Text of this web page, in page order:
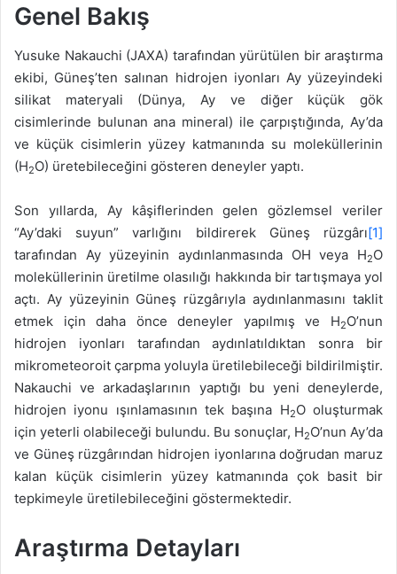
Genel Bakış
Yusuke Nakauchi (JAXA) tarafından yürütülen bir araştırma
ekibi, Güneş’ten salınan hidrojen iyonları Ay yüzeyindeki
silikat materyali (Dünya, Ay ve diğer küçük gök
cisimlerinde bulunan ana mineral) ile çarpıştığında, Ay’da
ve küçük cisimlerin yüzey katmanında su moleküllerinin
(H2O) üretebileceğini gösteren deneyler yaptı.
Son yıllarda, Ay kâşiflerinden gelen gözlemsel veriler
“Ay’daki suyun” varlığını bildirerek Güneş rüzgârı[1]
tarafından Ay yüzeyinin aydınlanmasında OH veya H2O
moleküllerinin üretilme olasılığı hakkında bir tartışmaya yol
açtı. Ay yüzeyinin Güneş rüzgârıyla aydınlanmasını taklit
etmek için daha önce deneyler yapılmış ve H2O’nun
hidrojen iyonları tarafından aydınlatıldıktan sonra bir
mikrometeoroit çarpma yoluyla üretilebileceği bildirilmiştir.
Nakauchi ve arkadaşlarının yaptığı bu yeni deneylerde,
hidrojen iyonu ışınlamasının tek başına H2O oluşturmak
için yeterli olabileceği bulundu. Bu sonuçlar, H2O’nun Ay’da
ve Güneş rüzgârından hidrojen iyonlarına doğrudan maruz
kalan küçük cisimlerin yüzey katmanında çok basit bir
tepkimeyle üretilebileceğini göstermektedir.
Araştırma Detayları